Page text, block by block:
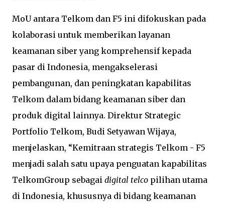
MoU antara Telkom dan F5 ini difokuskan pada
kolaborasi untuk memberikan layanan
keamanan siber yang komprehensif kepada
pasar di Indonesia, mengakselerasi
pembangunan, dan peningkatan kapabilitas
Telkom dalam bidang keamanan siber dan
produk digital lainnya. Direktur Strategic
Portfolio Telkom, Budi Setyawan Wijaya,
menjelaskan, “Kemitraan strategis Telkom - F5
menjadi salah satu upaya penguatan kapabilitas
TelkomGroup sebagai digital telco pilihan utama
di Indonesia, khususnya di bidang keamanan